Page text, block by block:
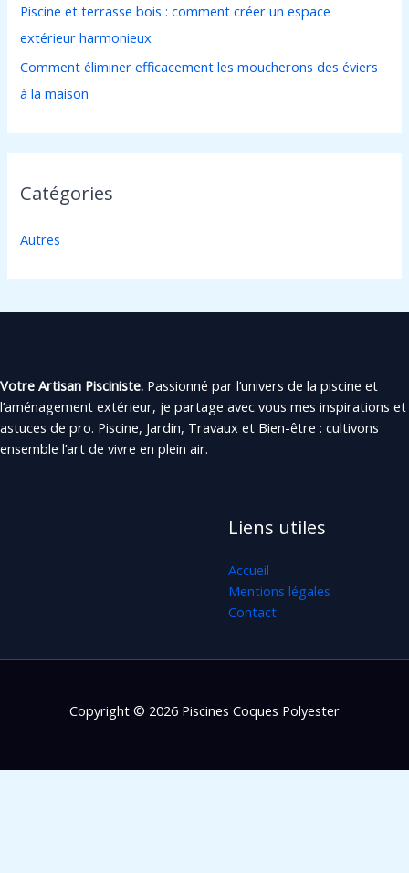
Piscine et terrasse bois : comment créer un espace
extérieur harmonieux
Comment éliminer efficacement les moucherons des éviers
à la maison
Catégories
Autres
Votre Artisan Pisciniste. Passionné par l’univers de la piscine et
l’aménagement extérieur, je partage avec vous mes inspirations et
astuces de pro. Piscine, Jardin, Travaux et Bien-être : cultivons
ensemble l’art de vivre en plein air.
Liens utiles
Accueil
Mentions légales
Contact
Copyright © 2026 Piscines Coques Polyester